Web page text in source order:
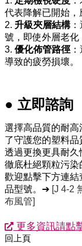
代表降解已開始，
2. 升級夾層結構：
號，即使外層老化
3. 優化佈管路徑
導致的疲勞損壞。
● 立即諮詢
選擇高品質的耐
了守護您的塑料品
透過更換更具耐久
徹底杜絕顆粒污染
歡迎點擊下方連
品型號。➔ [J 4-2
布風管]
更多資訊請點
回上頁